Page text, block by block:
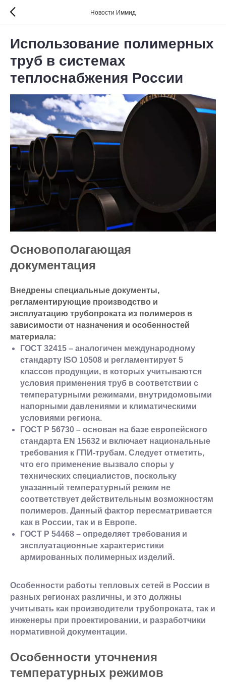
Новости Иммид
Использование полимерных
труб в системах
теплоснабжения России
Основополагающая
документация
Внедрены специальные документы,
регламентирующие производство и
эксплуатацию трубопроката из полимеров в
зависимости от назначения и особенностей
материала:
ГОСТ 32415 – аналогичен международному
стандарту ISO 10508 и регламентирует 5
классов продукции, в которых учитываются
условия применения труб в соответствии с
температурными режимами, внутридомовыми
напорными давлениями и климатическими
условиями региона.
ГОСТ Р 56730 – основан на базе европейского
стандарта EN 15632 и включает национальные
требования к ГПИ-трубам. Следует отметить,
что его применение вызвало споры у
технических специалистов, поскольку
указанный температурный режим не
соответствует действительным возможностям
полимеров. Данный фактор пересматривается
как в России, так и в Европе.
ГОСТ Р 54468 – определяет требования и
эксплуатационные характеристики
армированных полимерных изделий.
Особенности работы тепловых сетей в России в
разных регионах различны, и это должны
учитывать как производители трубопроката, так и
инженеры при проектировании, и разработчики
нормативной документации.
Особенности уточнения
температурных режимов